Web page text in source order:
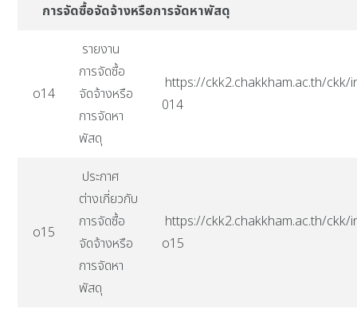
การจัดซื้อจัดจ้างหรือการจัดหาพัสดุ
o14
รายงาน
การจัดซื้อ
จัดจ้างหรือ
การจัดหา
พัสดุ
https://ckk2.chakkham.ac.th/
014
o15
ประกาศ
ต่างเกี่ยวกับ
การจัดซื้อ
จัดจ้างหรือ
การจัดหา
พัสดุ
https://ckk2.chakkham.ac.th/
o15